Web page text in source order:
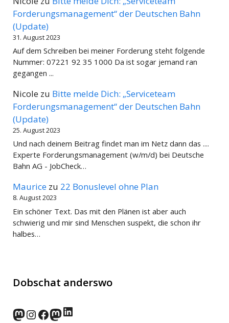
Forderungsmanagement“ der Deutschen Bahn
(Update)
31. August 2023
Auf dem Schreiben bei meiner Forderung steht folgende
Nummer: 07221 92 35 1000 Da ist sogar jemand ran
gegangen ...
Nicole zu Bitte melde Dich: „Serviceteam
Forderungsmanagement“ der Deutschen Bahn
(Update)
25. August 2023
Und nach deinem Beitrag findet man im Netz dann das ....
Experte Forderungsmanagement (w/m/d) bei Deutsche
Bahn AG - JobCheck…
Maurice zu 22 Bonuslevel ohne Plan
8. August 2023
Ein schöner Text. Das mit den Plänen ist aber auch
schwierig und mir sind Menschen suspekt, die schon ihr
halbes…
Dobschat anderswo
norden.social
Instagram
Facebook
wp-punks.social
LinkedIn